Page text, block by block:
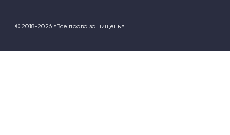
© 2018-2026 «Все права защищены»